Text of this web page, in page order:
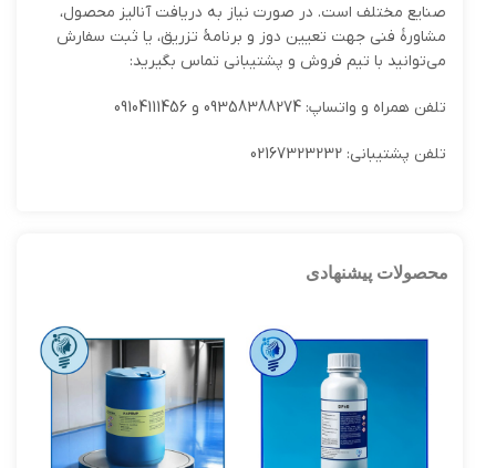
صنایع مختلف است. در صورت نیاز به دریافت آنالیز محصول،
مشاورهٔ فنی جهت تعیین دوز و برنامهٔ تزریق، یا ثبت سفارش
می‌توانید با تیم فروش و پشتیبانی تماس بگیرید:
تلفن همراه و واتساپ: 09358388274 و 09104111456
تلفن پشتیبانی: 02167323232
محصولات پیشنهادی